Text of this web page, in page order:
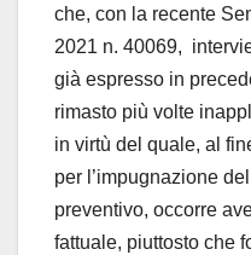
che, con la recente
2021 n. 40069,
già espresso in
rimasto più volte
in virtù del quale, al
per l’impugnazione
preventivo, occorre
fattuale, piuttosto che